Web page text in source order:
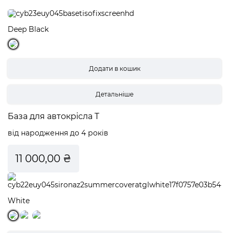
Deep Black
Детальніше
База для автокрісла T
від народження до 4 років
11 000,00 ₴
White